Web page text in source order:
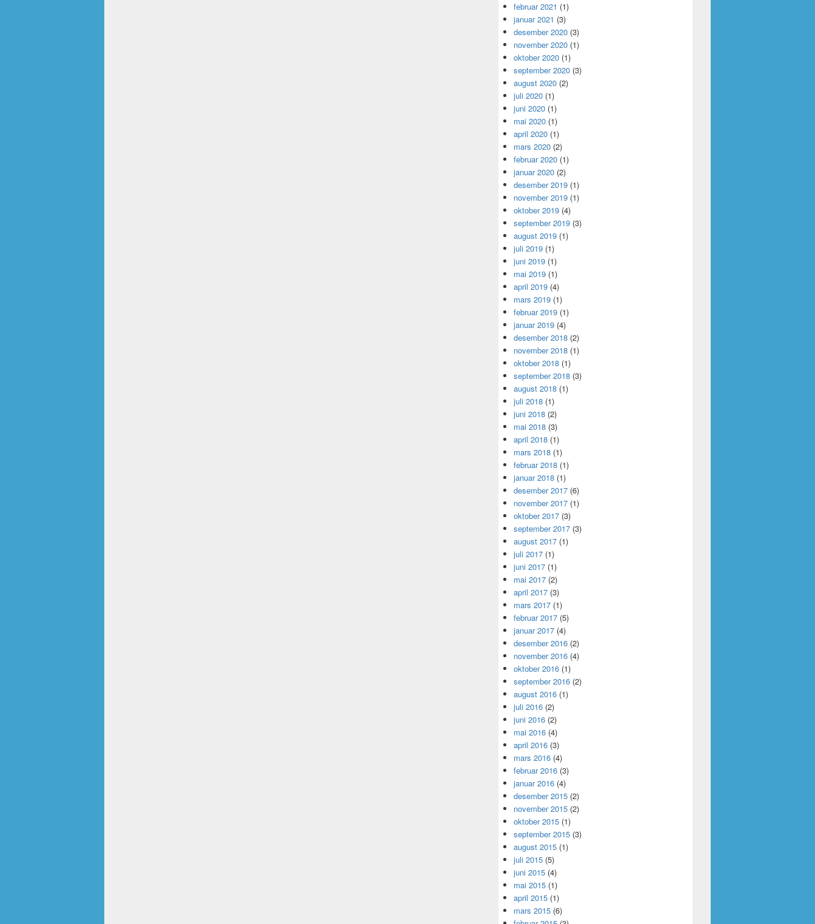
februar 2021 (1)
januar 2021 (3)
desember 2020 (3)
november 2020 (1)
oktober 2020 (1)
september 2020 (3)
august 2020 (2)
juli 2020 (1)
juni 2020 (1)
mai 2020 (1)
april 2020 (1)
mars 2020 (2)
februar 2020 (1)
januar 2020 (2)
desember 2019 (1)
november 2019 (1)
oktober 2019 (4)
september 2019 (3)
august 2019 (1)
juli 2019 (1)
juni 2019 (1)
mai 2019 (1)
april 2019 (4)
mars 2019 (1)
februar 2019 (1)
januar 2019 (4)
desember 2018 (2)
november 2018 (1)
oktober 2018 (1)
september 2018 (3)
august 2018 (1)
juli 2018 (1)
juni 2018 (2)
mai 2018 (3)
april 2018 (1)
mars 2018 (1)
februar 2018 (1)
januar 2018 (1)
desember 2017 (6)
november 2017 (1)
oktober 2017 (3)
september 2017 (3)
august 2017 (1)
juli 2017 (1)
juni 2017 (1)
mai 2017 (2)
april 2017 (3)
mars 2017 (1)
februar 2017 (5)
januar 2017 (4)
desember 2016 (2)
november 2016 (4)
oktober 2016 (1)
september 2016 (2)
august 2016 (1)
juli 2016 (2)
juni 2016 (2)
mai 2016 (4)
april 2016 (3)
mars 2016 (4)
februar 2016 (3)
januar 2016 (4)
desember 2015 (2)
november 2015 (2)
oktober 2015 (1)
september 2015 (3)
august 2015 (1)
juli 2015 (5)
juni 2015 (4)
mai 2015 (1)
april 2015 (1)
mars 2015 (6)